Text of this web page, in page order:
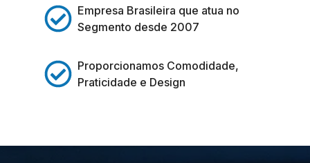
Empresa Brasileira que atua no
Segmento desde 2007
Proporcionamos Comodidade,
Praticidade e Design